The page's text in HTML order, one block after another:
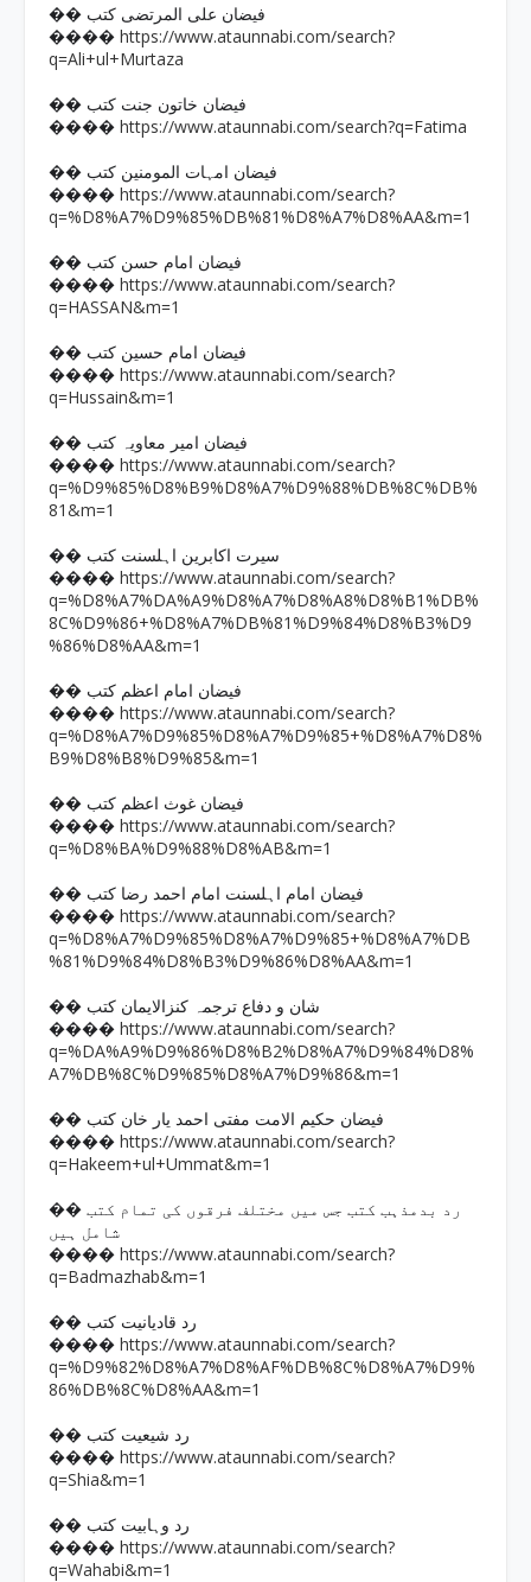
�� فیضان علی المرتضی کتب
���� https://www.ataunnabi.com/search?
q=Ali+ul+Murtaza
�� فیضان خاتون جنت کتب
���� https://www.ataunnabi.com/search?q=Fatima
�� فیضان امہات المومنین کتب
���� https://www.ataunnabi.com/search?
q=%D8%A7%D9%85%DB%81%D8%A7%D8%AA&m=1
�� فیضان امام حسن کتب
���� https://www.ataunnabi.com/search?
q=HASSAN&m=1
�� فیضان امام حسین کتب
���� https://www.ataunnabi.com/search?
q=Hussain&m=1
�� فیضان امیر معاویہ کتب
���� https://www.ataunnabi.com/search?
q=%D9%85%D8%B9%D8%A7%D9%88%DB%8C%DB%
81&m=1
�� سیرت اکابرین اہلسنت کتب
���� https://www.ataunnabi.com/search?
q=%D8%A7%DA%A9%D8%A7%D8%A8%D8%B1%DB%
8C%D9%86+%D8%A7%DB%81%D9%84%D8%B3%D9
%86%D8%AA&m=1
�� فیضان امام اعظم کتب
���� https://www.ataunnabi.com/search?
q=%D8%A7%D9%85%D8%A7%D9%85+%D8%A7%D8%
B9%D8%B8%D9%85&m=1
�� فیضان غوث اعظم کتب
���� https://www.ataunnabi.com/search?
q=%D8%BA%D9%88%D8%AB&m=1
�� فیضان امام اہلسنت امام احمد رضا کتب
���� https://www.ataunnabi.com/search?
q=%D8%A7%D9%85%D8%A7%D9%85+%D8%A7%DB
%81%D9%84%D8%B3%D9%86%D8%AA&m=1
�� شان و دفاع ترجمہ کنزالایمان کتب
���� https://www.ataunnabi.com/search?
q=%DA%A9%D9%86%D8%B2%D8%A7%D9%84%D8%
A7%DB%8C%D9%85%D8%A7%D9%86&m=1
�� فیضان حکیم الامت مفتی احمد یار خان کتب
���� https://www.ataunnabi.com/search?
q=Hakeem+ul+Ummat&m=1
�� رد بدمذہب کتب جس میں مختلف فرقوں کی تمام کتب
شامل ہیں
���� https://www.ataunnabi.com/search?
q=Badmazhab&m=1
�� رد قادیانیت کتب
���� https://www.ataunnabi.com/search?
q=%D9%82%D8%A7%D8%AF%DB%8C%D8%A7%D9%
86%DB%8C%D8%AA&m=1
�� رد شیعیت کتب
���� https://www.ataunnabi.com/search?
q=Shia&m=1
�� رد وہابیت کتب
���� https://www.ataunnabi.com/search?
q=Wahabi&m=1